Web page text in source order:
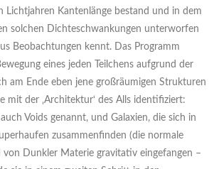
Lichtjahren Kantenlänge bestand und in dem
solchen Dichteschwankungen unterworfen
Beobachtungen kennt. Das Programm
eines jeden Teilchens aufgrund der
am Ende eben jene großräumigen Strukturen
mit der ‚Architektur‘ des Alls identifiziert:
Voids genannt, und Galaxien, die sich in
zusammenfinden (die normale
Dunkler Materie gravitativ eingefangen –